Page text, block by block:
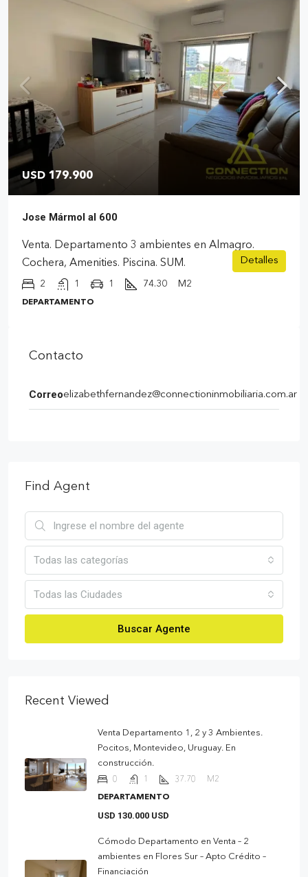
USD 179.900
Jose Mármol al 600
Venta. Departamento 3 ambientes en Almagro.
Cochera, Amenities. Piscina. SUM.
2 1 1 74.30 M2
DEPARTAMENTO
Detalles
Contacto
Correoelizabethfernandez@connectioninmobiliaria.com.ar
Find Agent
Todas las categorías
Todas las Ciudades
Buscar Agente
Recent Viewed
Venta Departamento 1, 2 y 3 Ambientes.
Pocitos, Montevideo, Uruguay. En
construcción.
0 1 37.70 M2
DEPARTAMENTO
USD 130.000 USD
Cómodo Departamento en Venta – 2
ambientes en Flores Sur – Apto Crédito –
Financiación